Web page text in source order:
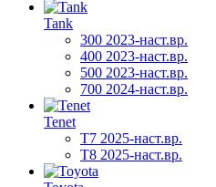
Tank
300 2023-наст.вр.
400 2023-наст.вр.
500 2023-наст.вр.
700 2024-наст.вр.
Tenet
T7 2025-наст.вр.
T8 2025-наст.вр.